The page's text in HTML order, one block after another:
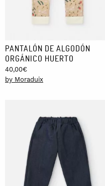
PANTALÓN DE ALGODÓN
ORGÁNICO HUERTO
40,00€
by Moraduix